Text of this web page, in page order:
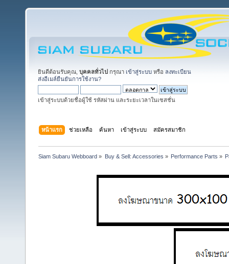
ยินดีต้อนรับคุณ, บุคคลทั่วไป กรุณา เข้าสู่ระบบ หรือ ลงทะเบียน
ส่งอีเมล์ยืนยันการใช้งาน?
เข้าสู่ระบบด้วยชื่อผู้ใช้ รหัสผ่าน และระยะเวลาในเซสชั่น
หน้าแรก ช่วยเหลือ ค้นหา เข้าสู่ระบบ สมัครสมาชิก
Siam Subaru Webboard » Buy & Sell: Accessories » Performance Parts »